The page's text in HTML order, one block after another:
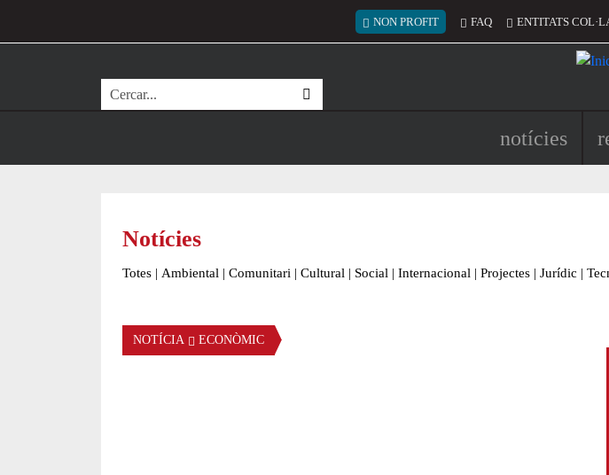
Menú del compte d'usuari
NON PROFIT FAQ ENTITATS
Cerca
Navegació
notícies
Notícies
Totes | Ambiental | Comunitari | Cultural | Social | Internacional | Projectes | Jurídic |
NOTÍCIA ECONÒMIC